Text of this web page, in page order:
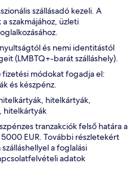
szállásadó kezeli. A
szakmájához, üzleti
és nemi identitástól
(LMBTQ+-barát szálláshely).
fizetési módokat fogadja el:
és készpénz.
hitelkártyák,
hitelkártyák
tranzakciók felső határa a
EUR. További részletekért
a foglalási
adatok